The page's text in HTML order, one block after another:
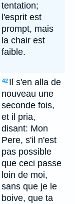
tentation;
l'esprit est
prompt, mais
la chair est
faible.
42 Il s'en alla de
nouveau une
seconde fois,
et il pria,
disant: Mon
Pere, s'il n'est
pas possible
que ceci passe
loin de moi,
sans que je le
boive, que ta